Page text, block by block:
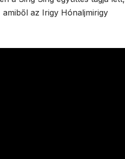
az Irigy Hónaljmirigy